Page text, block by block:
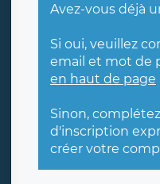
Avez-vous déjà
Si oui, veuillez
email et mot de
en haut de page
Sinon,
d'inscription
créer votre